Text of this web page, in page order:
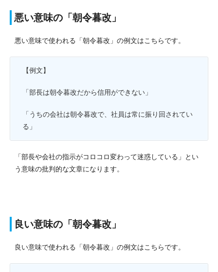
悪い意味の「朝令暮改」
悪い意味で使われる「朝令暮改」の例文はこちらです。
【例文】
「部長は朝令暮改だから信用ができない」
「うちの会社は朝令暮改で、社員は常に振り回されてい
る」
「部長や会社の指示がコロコロ変わって迷惑している」とい
う意味の批判的な文章になります。
良い意味の「朝令暮改」
良い意味で使われる「朝令暮改」の例文はこちらです。